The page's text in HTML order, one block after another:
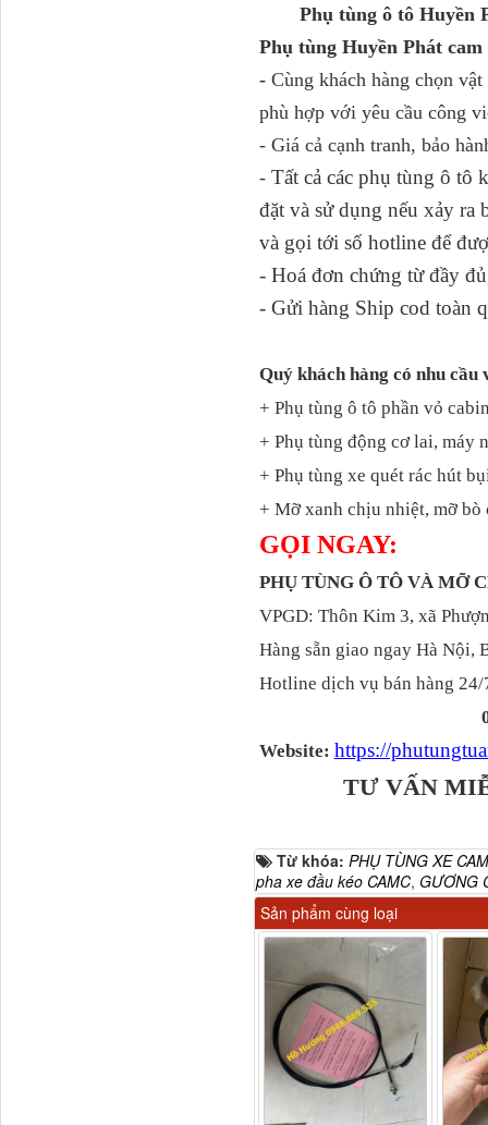
Phụ tùng ô tô Huyền
Phụ tùng Huyền Phát
- Cùng khách hàng chọn
phù hợp với yêu cầu công
- Giá cả cạnh tranh, bảo
- Tất cả các phụ tùng ô tô
đặt và sử dụng nếu xảy
và gọi tới số hotline để
- Hoá đơn chứng từ đầy
- Gửi hàng Ship cod toàn
Quý khách hàng có nhu cầu
+ Phụ tùng ô tô phần vỏ
+ Phụ tùng động cơ lai, máy
+ Phụ tùng xe quét rác hút
+ Mỡ xanh chịu nhiệt, mỡ
GỌI NGAY:
PHỤ TÙNG Ô TÔ VÀ MỠ
VPGD: Thôn Kim 3, xã
Hàng sẵn giao ngay Hà Nội,
Hotline dịch vụ bán hàng 24/
Website: https://
TƯ VẤN
Từ khóa: PHỤ TÙNG XE
pha xe đầu kéo CAMC, GƯƠNG
Sản phẩm cùng loại